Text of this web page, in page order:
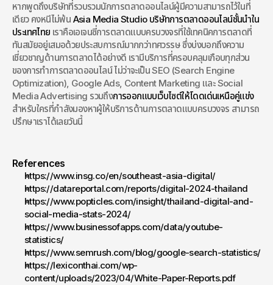
หากพูดถึงบริษัทที่รวบรวมนักการตลาดออนไลน์ผู้มีความสามารถไว้ในที่
เดียว คงหนีไม่พ้น Asia Media Studio บริษัทการตลาดออนไลน์ชั้นนำใน
ประเทศไทย เราคือเอเจนซี่การตลาดแบบครบวงจรที่ใช้เทคนิคการตลาดที่
ทันสมัยอยู่เสมอด้วยประสบการณ์มากกว่าทศวรรษ ซึ่งบ่งบอกถึงความ
เชี่ยวชาญด้านการตลาดได้อย่างดี เรามีบริการที่ครอบคลุมเกือบทุกส่วน
ของการทำการตลาดออนไลน์ ไม่ว่าจะเป็น SEO (Search Engine
Optimization), Google Ads, Content Marketing และ Social
Media Advertising รวมถึงการออกแบบเว็บไซต์ให้โดดเด่นเหนือคู่แข่ง
สำหรับใครที่กำลังมองหาผู้ให้บริการด้านการตลาดแบบครบวงจร สามารถ
ปรึกษาเราได้เลยวันนี้
References
https://www.insg.co/en/southeast-asia-digital/
https://datareportal.com/reports/digital-2024-thailand
https://www.popticles.com/insight/thailand-digital-and-
social-media-stats-2024/
https://www.businessofapps.com/data/youtube-
statistics/
https://www.semrush.com/blog/google-search-statistics/
https://lexiconthai.com/wp-
content/uploads/2023/04/White-Paper-Reports.pdf